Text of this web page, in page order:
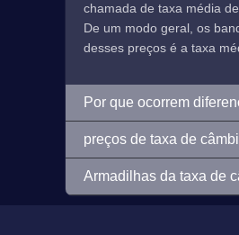
chamada de taxa média
De um modo geral, os
desses preços é a taxa
Por que ocorrem
preços de taxa de
Armadilhas da taxa de